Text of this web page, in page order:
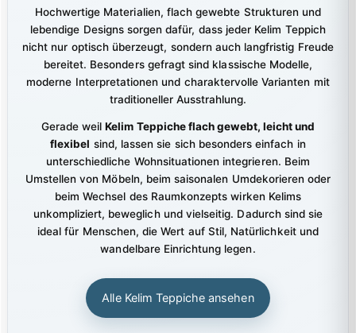
Hochwertige Materialien, flach gewebte Strukturen und
lebendige Designs sorgen dafür, dass jeder Kelim Teppich
nicht nur optisch überzeugt, sondern auch langfristig Freude
bereitet. Besonders gefragt sind klassische Modelle,
moderne Interpretationen und charaktervolle Varianten mit
traditioneller Ausstrahlung.
Gerade weilKelim Teppiche flach gewebt, leicht und
flexibel sind, lassen sie sich besonders einfach in
unterschiedliche Wohnsituationen integrieren. Beim
Umstellen von Möbeln, beim saisonalen Umdekorieren oder
beim Wechsel des Raumkonzepts wirken Kelims
unkompliziert, beweglich und vielseitig. Dadurch sind sie
ideal für Menschen, die Wert auf Stil, Natürlichkeit und
wandelbare Einrichtung legen.
Alle Kelim Teppiche ansehen